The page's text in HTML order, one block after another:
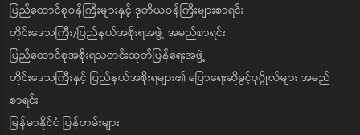
ပြည်ထောင်စုဝန်ကြီးများနှင့် ဒုတိယဝန်ကြီးများစာရင်း
တိုင်းဒေသကြီး/ပြည်နယ်အစိုးရအဖွဲ့ အမည်စာရင်း
ပြည်ထောင်စုအစိုးရသတင်းထုတ်ပြန်ရေးအဖွဲ့
တိုင်းဒေသကြီးနှင့် ပြည်နယ်အစိုးရများ၏ ပြောရေးဆိုခွင့်ပုဂ္ဂိုလ်များ အမည်
စာရင်း
မြန်မာနိုင်ငံ ပြန်တမ်းများ